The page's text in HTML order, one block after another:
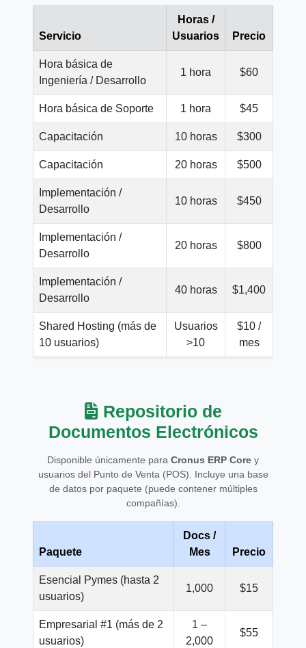
Servicio
Horas /
Usuarios
Precio
Hora básica de
Ingeniería / Desarrollo
1 hora $60
Hora básica de Soporte 1 hora $45
Capacitación 10 horas $300
Capacitación 20 horas $500
Implementación /
Desarrollo
10 horas $450
Implementación /
Desarrollo
20 horas $800
Implementación /
Desarrollo
40 horas $1,400
Shared Hosting (más de
10 usuarios)
Usuarios
>10
$10 /
mes
Repositorio de
Documentos Electrónicos
Disponible únicamente para Cronus ERP Core y
usuarios del Punto de Venta (POS). Incluye una base
de datos por paquete (puede contener múltiples
compañías).
Paquete
Docs /
Mes
Precio
Esencial Pymes (hasta 2
usuarios)
1,000 $15
Empresarial #1 (más de 2
usuarios)
1 –
2,000
$55